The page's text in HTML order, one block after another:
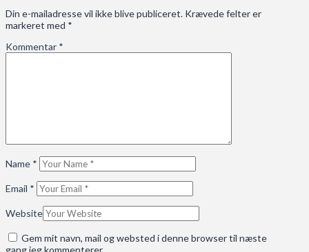
Din e-mailadresse vil ikke blive publiceret. Krævede felter er
markeret med *
Kommentar *
Name *
Email *
Website
Gem mit navn, mail og websted i denne browser til næste
gang jeg kommenterer.